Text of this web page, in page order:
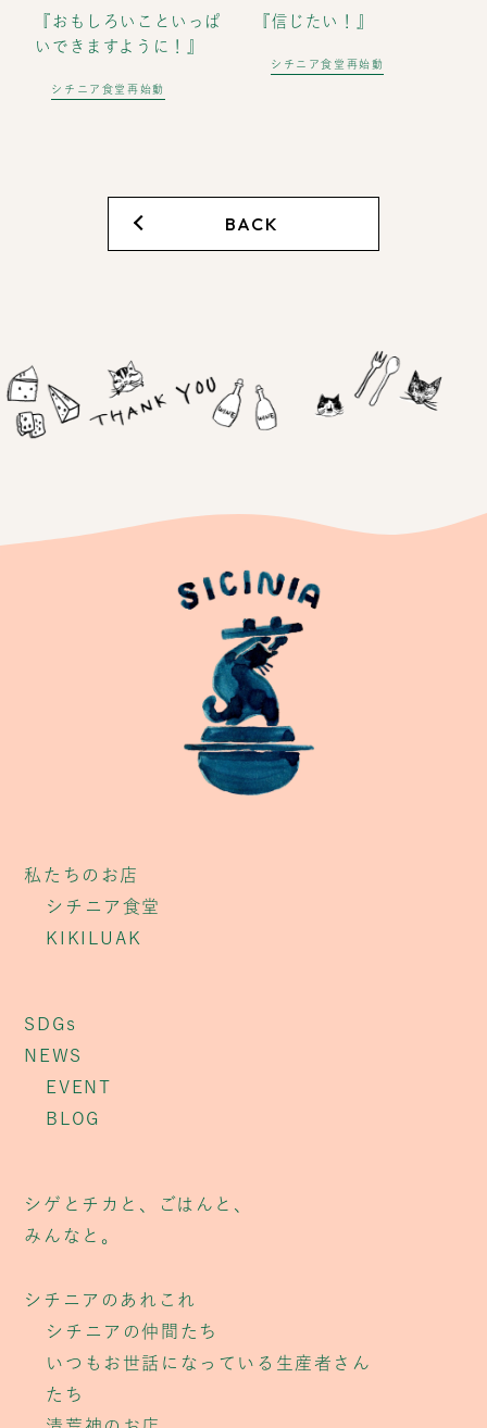
『おもしろいこといっぱ
いできますように！』
シチニア食堂再始動
『信じたい！』
シチニア食堂再始動
BACK
私たちのお店
シチニア食堂
KIKILUAK
SDGs
NEWS
EVENT
BLOG
シゲとチカと、ごはんと、
みんなと。
シチニアのあれこれ
シチニアの仲間たち
いつもお世話になっている生産者さん
たち